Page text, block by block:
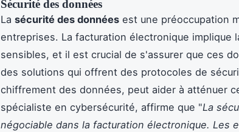
Sécurité des données
La sécurité des données est une préoccupation
entreprises. La facturation électronique implique
sensibles, et il est crucial de s'assurer que ces
des solutions qui offrent des protocoles de
chiffrement des données, peut aider à atténuer
spécialiste en cybersécurité, affirme que "La
négociable dans la facturation électronique. Les